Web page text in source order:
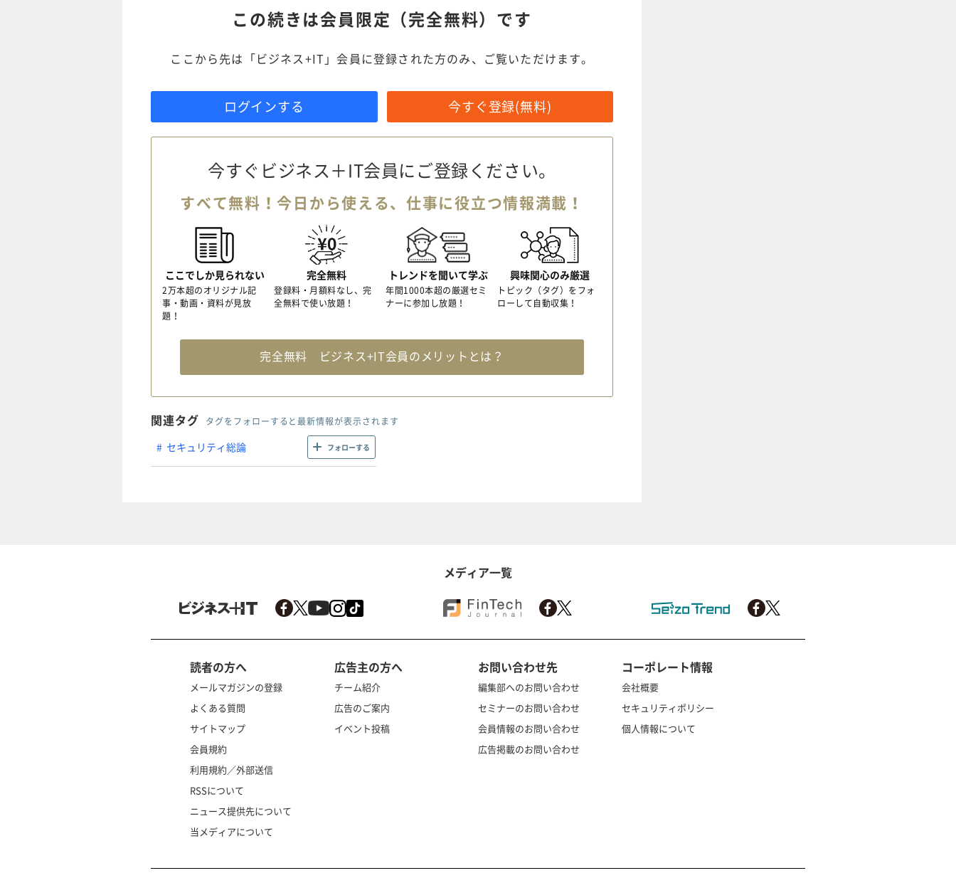
この続きは会員限定（完全無料）です
ここから先は「ビジネス+IT」会員に登録された方のみ、ご覧いただけます。
ログインする 今すぐ登録(無料)
今すぐビジネス＋IT会員にご登録ください。
すべて無料！今日から使える、仕事に役立つ情報満載！
ここでしか見られない
2万本超のオリジナル記
事・動画・資料が見放
題！
完全無料
登録料・月額料なし、完
全無料で使い放題！
トレンドを聞いて学ぶ
年間1000本超の厳選セミ
ナーに参加し放題！
興味関心のみ厳選
トピック（タグ）をフォ
ローして自動収集！
完全無料 ビジネス+IT会員のメリットとは？
関連タグ タグをフォローすると最新情報が表示されます
セキュリティ総論 フォローする
メディア一覧
読者の方へ
メールマガジンの登録
よくある質問
サイトマップ
会員規約
利用規約／外部送信
RSSについて
ニュース提供先について
当メディアについて
広告主の方へ
チーム紹介
広告のご案内
イベント投稿
お問い合わせ先
編集部へのお問い合わせ
セミナーのお問い合わせ
会員情報のお問い合わせ
広告掲載のお問い合わせ
コーポレート情報
会社概要
セキュリティポリシー
個人情報について